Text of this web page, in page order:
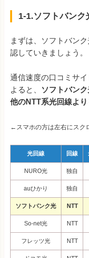
1-1.ソフトバン
まずは、ソフトバン
認していきましょう。
通信速度の口コミサイ
よると、
ソフトバン
他のNTT系光回線より
←スマホの方は左右にスク
光回線 回線
NURO光 独自
auひかり 独自
ソフトバンク光 NTT
So-net光 NTT
フレッツ光 NTT